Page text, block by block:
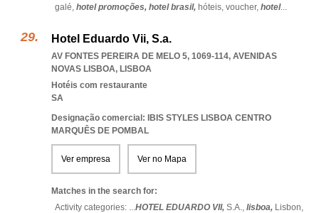
galé, hotel promoções, hotel brasil, hóteis, voucher, hotel...
Hotel Eduardo Vii, S.a.
AV FONTES PEREIRA DE MELO 5, 1069-114, AVENIDAS
NOVAS LISBOA, LISBOA
Hotéis com restaurante
SA
Designação comercial: IBIS STYLES LISBOA CENTRO
MARQUÊS DE POMBAL
Ver empresa Ver no Mapa
Matches in the search for:
Activity categories: ...HOTEL EDUARDO VII, S.A., lisboa, Lisbon,